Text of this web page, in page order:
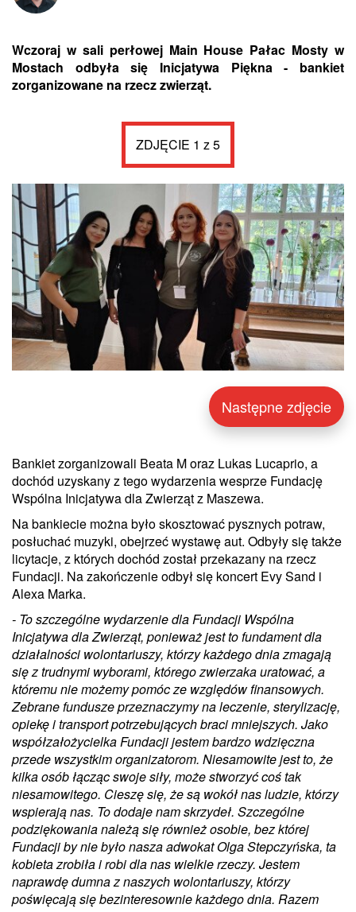
Wczoraj w sali perłowej Main House Pałac Mosty w
Mostach odbyła się Inicjatywa Piękna - bankiet
zorganizowane na rzecz zwierząt.
ZDJĘCIE 1 z 5
Następne zdjęcie
Bankiet zorganizowali Beata M oraz Lukas Lucaprio, a
dochód uzyskany z tego wydarzenia wesprze Fundację
Wspólna Inicjatywa dla Zwierząt z Maszewa.
Na bankiecie można było skosztować pysznych potraw,
posłuchać muzyki, obejrzeć wystawę aut. Odbyły się także
licytacje, z których dochód został przekazany na rzecz
Fundacji. Na zakończenie odbył się koncert Evy Sand i
Alexa Marka.
- To szczególne wydarzenie dla Fundacji Wspólna
Inicjatywa dla Zwierząt, ponieważ jest to fundament dla
działalności wolontariuszy, którzy każdego dnia zmagają
się z trudnymi wyborami, którego zwierzaka uratować, a
któremu nie możemy pomóc ze względów finansowych.
Zebrane fundusze przeznaczymy na leczenie, sterylizację,
opiekę i transport potrzebujących braci mniejszych. Jako
współzałożycielka Fundacji jestem bardzo wdzięczna
przede wszystkim organizatorom. Niesamowite jest to, że
kilka osób łącząc swoje siły, może stworzyć coś tak
niesamowitego. Cieszę się, że są wokół nas ludzie, którzy
wspierają nas. To dodaje nam skrzydeł. Szczególne
podziękowania należą się również osobie, bez której
Fundacji by nie było nasza adwokat Olga Stepczyńska, ta
kobieta zrobiła i robi dla nas wielkie rzeczy. Jestem
naprawdę dumna z naszych wolontariuszy, którzy
poświęcają się bezinteresownie każdego dnia. Razem